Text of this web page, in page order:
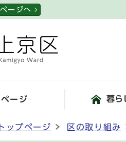
ージへ
ページ 暮ら
トップページ 区の取り組み